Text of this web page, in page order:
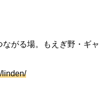
がる場。もえぎ野 ・ギャ
linden/